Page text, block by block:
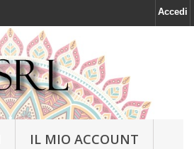
Accedi
IL MIO ACCOUNT